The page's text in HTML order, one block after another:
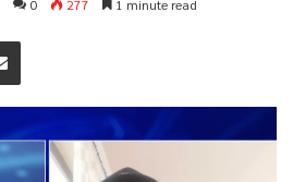
0 277 1 minute read